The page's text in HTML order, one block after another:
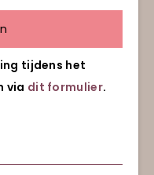
tijdens het
via dit formulier.